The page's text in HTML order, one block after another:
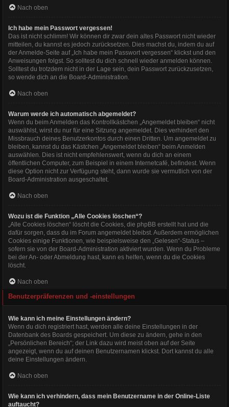
Nach oben
Ich habe mein Passwort vergessen!
Das ist nicht schlimm! Wir können dir zwar dein altes Passwort nicht wieder
mitteilen, du kannst es jedoch zurücksetzen. Dies machst du, indem du auf
der Anmelde-Seite auf „Ich habe mein Passwort vergessen“ klickst und den
Anweisungen folgst. So solltest du dich schnell wieder anmelden können.
Solltest du trotzdem nicht in der Lage sein, dein Passwort zurückzusetzen,
so wende dich an die Board-Administration.
Nach oben
Warum werde ich automatisch abgemeldet?
Wenn du beim Anmelden das Kontrollkästchen „Angemeldet bleiben“ nicht
auswählst, wirst du nur für eine Sitzung angemeldet. Dies verhindert den
Missbrauch deines Benutzerkontos durch einen Dritten. Um angemeldet zu
bleiben, kannst du das Kästchen „Angemeldet bleiben“ beim Anmelden
auswählen. Dies ist nicht empfehlenswert, wenn du dich an einem
öffentlichen Computer, zum Beispiel in einem Internetcafé, befindest. Wenn
diese Option nicht zur Verfügung steht, dann wurde sie vermutlich von der
Board-Administration ausgeschaltet.
Nach oben
Wozu ist die Funktion „Alle Cookies löschen“?
„Alle Cookies löschen“ löscht die Cookies, die phpBB erstellt hat und die
dafür sorgen, dass du im Forum angemeldet bleibst. Außerdem ermöglichen
Cookies einige Funktionen, wie beispielsweise den „Gelesen“-Status –
sofern sie von der Board-Administration aktiviert wurden. Wenn du Probleme
bei der An- oder Abmeldung hast, kann es helfen, wenn du die Cookies
löscht.
Nach oben
Benutzerpräferenzen und -einstellungen
Wie kann ich meine Einstellungen ändern?
Wenn du dich registriert hast, werden alle deine Einstellungen in der
Datenbank des Boards gespeichert. Um diese zu ändern, gehe in den
„Persönlichen Bereich“; der Link dazu wird meist oben auf der Seite
angezeigt, wenn du auf deinen Benutzernamen klickst. Dort kannst du alle
deine Einstellungen ändern.
Nach oben
Wie kann ich verhindern, dass mein Benutzername in der Online-Liste
auftaucht?